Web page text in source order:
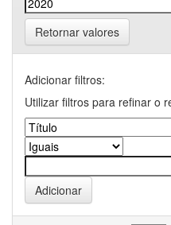
Retornar valores
Adicionar filtros:
Utilizar filtros para refinar o